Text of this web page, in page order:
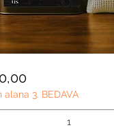
alana 3. BEDAVA